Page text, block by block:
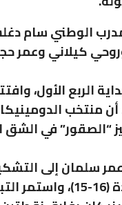
الوطني سام
كيلاني وعمر
الربع الأول،
منتخب
“الصقور” في الشق
إلى
ليتقلص الفارق إلى نقطة